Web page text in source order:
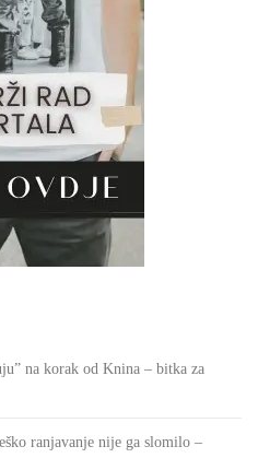
na korak od Knina – bitka za
ranjavanje nije ga slomilo –